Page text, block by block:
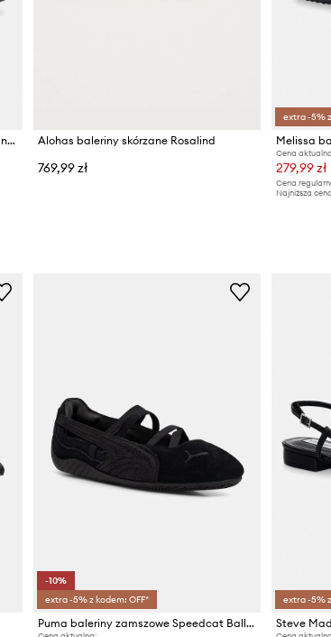
MICHAEL Michael Kors baleriny skórzane Nellie Flex Ballet Alohas baleriny skórzane Rosalind
769,99 zł
extra -5%
Melissa
Cena
279,99 zł
Cena
Najniższa
-10%
extra -5% z kodem: OFF*
Puma baleriny zamszowe Speedcat Ballet Python
extra -5%
Steve